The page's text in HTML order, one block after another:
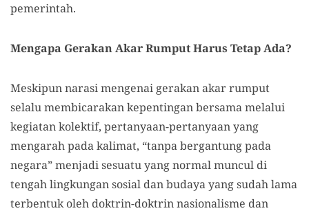
pemerintah.
Mengapa Gerakan Akar Rumput Harus Tetap Ada?
Meskipun narasi mengenai gerakan akar rumput
selalu membicarakan kepentingan bersama melalui
kegiatan kolektif, pertanyaan-pertanyaan yang
mengarah pada kalimat, “tanpa bergantung pada
negara” menjadi sesuatu yang normal muncul di
tengah lingkungan sosial dan budaya yang sudah lama
terbentuk oleh doktrin-doktrin nasionalisme dan